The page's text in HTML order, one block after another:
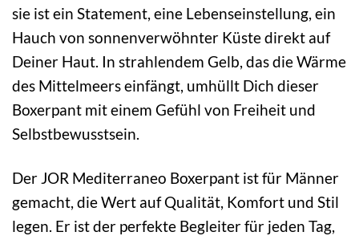
sie ist ein Statement, eine Lebenseinstellung, ein
Hauch von sonnenverwöhnter Küste direkt auf
Deiner Haut. In strahlendem Gelb, das die Wärme
des Mittelmeers einfängt, umhüllt Dich dieser
Boxerpant mit einem Gefühl von Freiheit und
Selbstbewusstsein.
Der JOR Mediterraneo Boxerpant ist für Männer
gemacht, die Wert auf Qualität, Komfort und Stil
legen. Er ist der perfekte Begleiter für jeden Tag,